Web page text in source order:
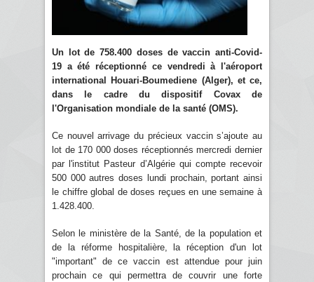
Un lot de 758.400 doses de vaccin anti-Covid-
19 a été réceptionné ce vendredi à l'aéroport
international Houari-Boumediene (Alger), et ce,
dans le cadre du dispositif Covax de
l'Organisation mondiale de la santé (OMS).
Ce nouvel arrivage du précieux vaccin s’ajoute au
lot de 170 000 doses réceptionnés mercredi dernier
par l'institut Pasteur d’Algérie qui compte recevoir
500 000 autres doses lundi prochain, portant ainsi
le chiffre global de doses reçues en une semaine à
1.428.400.
Selon le ministère de la Santé, de la population et
de la réforme hospitalière, la réception d'un lot
"important" de ce vaccin est attendue pour juin
prochain ce qui permettra de couvrir une forte